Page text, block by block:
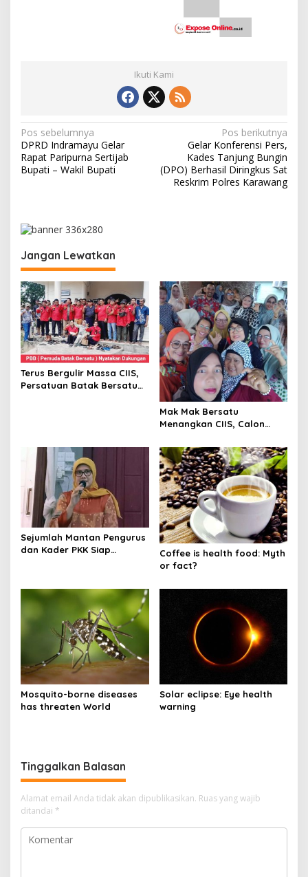
Ikuti Kami
N
a
v
a
s
i
p
o
s
Pos sebelumnya
DPRD Indramayu Gelar
Rapat Paripurna Sertijab
Bupati – Wakil Bupati
Pos berikutnya
Gelar Konferensi Pers,
Kades Tanjung Bungin
(DPO) Berhasil Diringkus Sat
Reskrim Polres Karawang
Jangan Lewatkan
Terus Bergulir Massa CIIS,
Persatuan Batak Bersatu
Mak Mak Bersatu
Menangkan CIIS, Calon
2029, Cici Halimah dan
Muklis
Sejumlah Mantan Pengurus
dan Kader PKK Siap
Coffee is health food: Myth
or fact?
Mosquito-borne diseases
has threaten World
Solar eclipse: Eye health
warning
Tinggalkan Balasan
Alamat email Anda tidak akan dipublikasikan. Ruas yang wajib
ditandai *